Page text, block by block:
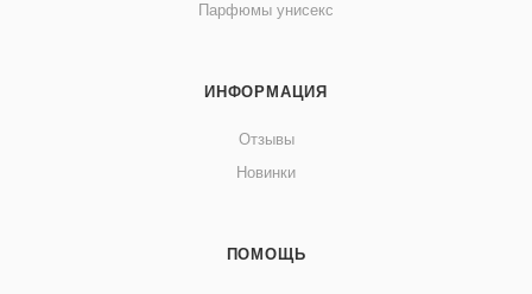
Парфюмы унисекс
ИНФОРМАЦИЯ
Отзывы
Новинки
ПОМОЩЬ